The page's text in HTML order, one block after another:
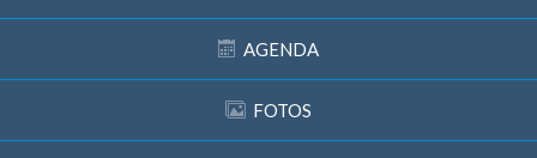
AGENDA
FOTOS